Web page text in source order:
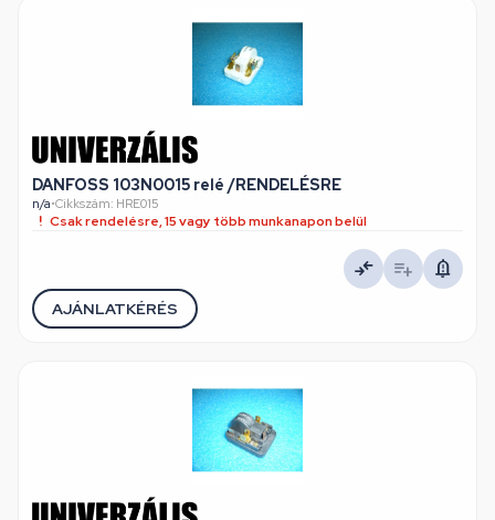
DANFOSS 103N0015 relé /RENDELÉSRE
n/a•Cikkszám: HRE015
Csak rendelésre, 15 vagy több munkanapon belül
AJÁNLATKÉRÉS